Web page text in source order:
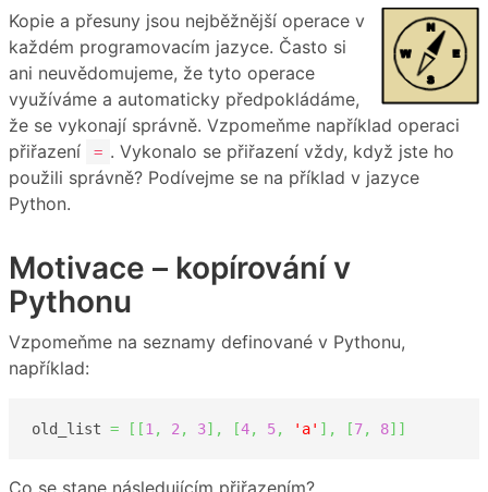
Kopie a přesuny jsou nejběžnější operace v
každém programovacím jazyce. Často si
ani neuvědomujeme, že tyto operace
využíváme a automaticky předpokládáme,
že se vykonají správně. Vzpomeňme například operaci
přiřazení
= . Vykonalo se přiřazení vždy, když jste ho
použili správně? Podívejme se na příklad v jazyce
Python.
Motivace – kopírování v
Pythonu
Vzpomeňme na seznamy definované v Pythonu,
například:
old_list = [ [1 , 2 , 3] , [4, 5, 'a' ] , [7, 8] ]